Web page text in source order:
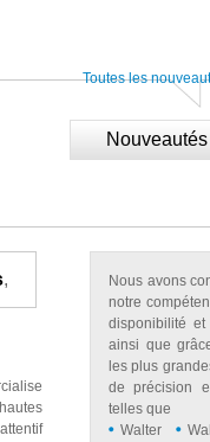
Toutes les
Nouveautés
Toutes les
,
Nous avons
notre
disponibilité
ainsi que
les plus
de précision
telles que
Walter